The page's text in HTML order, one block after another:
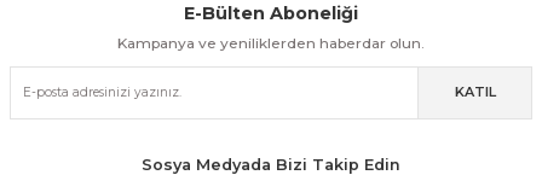
Kolay İade & Değişim Güvenli Alışveriş
Güvenli Paketleme Taksit / Havale İle Alışveriş Kolay İade & Değişim
E-Bülten Aboneliği
Kampanya ve yeniliklerden haberdar olun.
KATIL
Sosya Medyada Bizi Takip Edin